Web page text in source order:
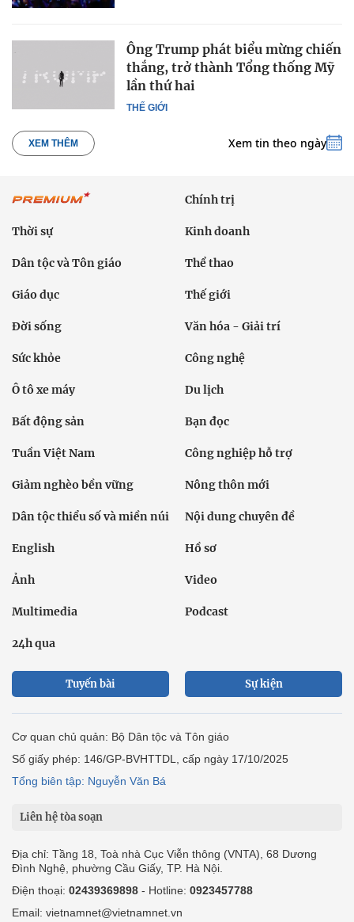
THẾ GIỚI
Ông Trump phát biểu mừng chiến
thắng, trở thành Tổng thống Mỹ
lần thứ hai
XEM THÊM Xem tin theo ngày
Chính trị
Thời sự Kinh doanh
Dân tộc và Tôn giáo Thể thao
Giáo dục Thế giới
Đời sống Văn hóa - Giải trí
Sức khỏe Công nghệ
Ô tô xe máy Du lịch
Bất động sản Bạn đọc
Tuần Việt Nam Công nghiệp hỗ trợ
Giảm nghèo bền vững Nông thôn mới
Dân tộc thiểu số và miền núi Nội dung chuyên đề
English Hồ sơ
Ảnh Video
Multimedia Podcast
24h qua
Tuyến bài Sự kiện
Cơ quan chủ quản: Bộ Dân tộc và Tôn giáo
Số giấy phép: 146/GP-BVHTTDL, cấp ngày 17/10/2025
Tổng biên tập: Nguyễn Văn Bá
Liên hệ tòa soạn
Địa chỉ: Tầng 18, Toà nhà Cục Viễn thông (VNTA), 68 Dương
Đình Nghệ, phường Cầu Giấy, TP. Hà Nội.
Điện thoại: 02439369898 - Hotline: 0923457788
Email: vietnamnet@vietnamnet.vn